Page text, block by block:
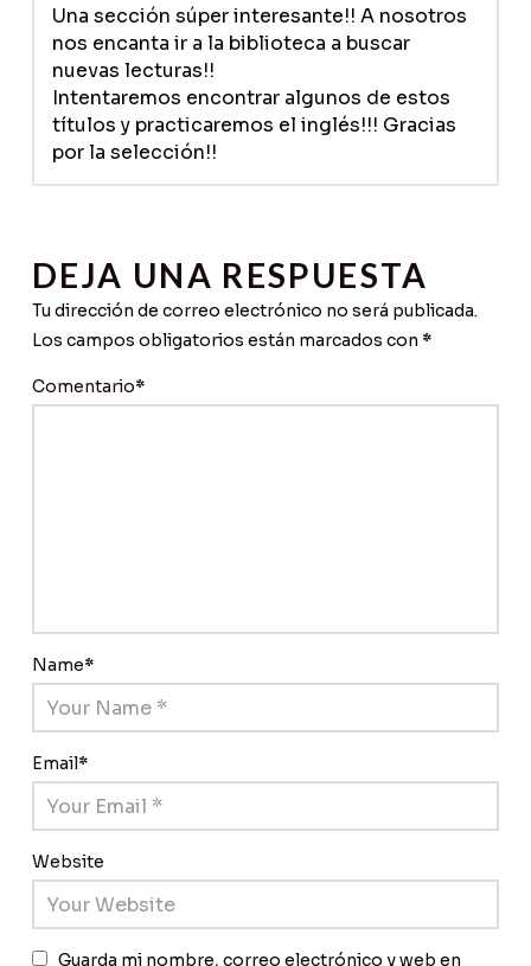
Una sección súper interesante!! A nosotros
nos encanta ir a la biblioteca a buscar
nuevas lecturas!!
Intentaremos encontrar algunos de estos
títulos y practicaremos el inglés!!! Gracias
por la selección!!
DEJA UNA RESPUESTA
Tu dirección de correo electrónico no será publicada.
Los campos obligatorios están marcados con *
Comentario*
Name*
Email*
Website
Guarda mi nombre, correo electrónico y web en